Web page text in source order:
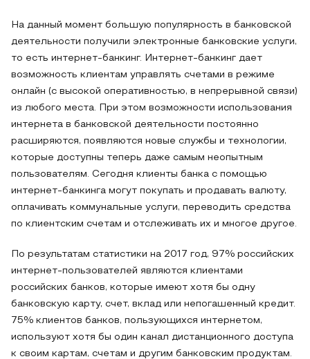
На данный момент большую популярность в банковской
деятельности получили электронные банковские услуги,
то есть интернет-банкинг. Интернет-банкинг дает
возможность клиентам управлять счетами в режиме
онлайн (с высокой оперативностью, в непрерывной связи)
из любого места. При этом возможности использования
интернета в банковской деятельности постоянно
расширяются, появляются новые службы и технологии,
которые доступны теперь даже самым неопытным
пользователям. Сегодня клиенты банка с помощью
интернет-банкинга могут покупать и продавать валюту,
оплачивать коммунальные услуги, переводить средства
по клиентским счетам и отслеживать их и многое другое.
По результатам статистики на 2017 год, 97% российских
интернет-пользователей являются клиентами
российских банков, которые имеют хотя бы одну
банковскую карту, счет, вклад или непогашенный кредит.
75% клиентов банков, пользующихся интернетом,
используют хотя бы один канал дистанционного доступа
к своим картам, счетам и другим банковским продуктам.